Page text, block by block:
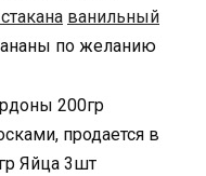
ванильный
по желанию
200гр
продается в
Яйца 3шт